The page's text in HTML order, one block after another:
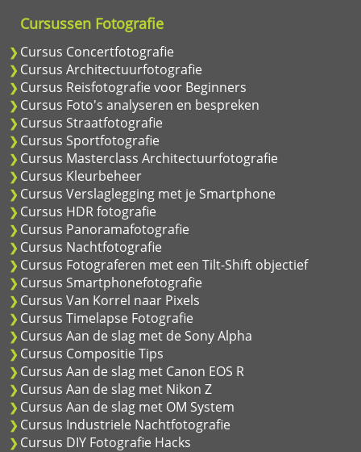
Cursussen Fotografie
Cursus Concertfotografie
Cursus Architectuurfotografie
Cursus Reisfotografie voor Beginners
Cursus Foto's analyseren en bespreken
Cursus Straatfotografie
Cursus Sportfotografie
Cursus Masterclass Architectuurfotografie
Cursus Kleurbeheer
Cursus Verslaglegging met je Smartphone
Cursus HDR fotografie
Cursus Panoramafotografie
Cursus Nachtfotografie
Cursus Fotograferen met een Tilt-Shift objectief
Cursus Smartphonefotografie
Cursus Van Korrel naar Pixels
Cursus Timelapse Fotografie
Cursus Aan de slag met de Sony Alpha
Cursus Compositie Tips
Cursus Aan de slag met Canon EOS R
Cursus Aan de slag met Nikon Z
Cursus Aan de slag met OM System
Cursus Industriele Nachtfotografie
Cursus DIY Fotografie Hacks